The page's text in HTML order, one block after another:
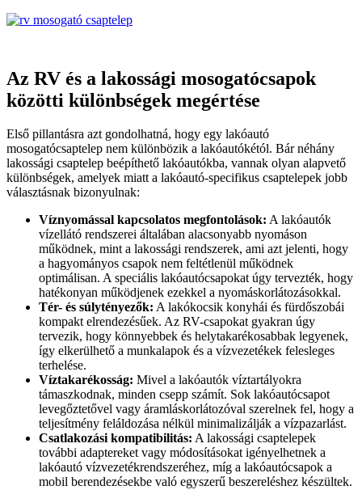
Az RV és a lakossági mosogatócsapok
közötti különbségek megértése
Első pillantásra azt gondolhatná, hogy egy lakóautó
mosogatócsaptelep nem különbözik a lakóautókétól. Bár néhány
lakossági csaptelep beépíthető lakóautókba, vannak olyan alapvető
különbségek, amelyek miatt a lakóautó-specifikus csaptelepek jobb
választásnak bizonyulnak:
Víznyomással kapcsolatos megfontolások: A lakóautók
vízellátó rendszerei általában alacsonyabb nyomáson
működnek, mint a lakossági rendszerek, ami azt jelenti, hogy
a hagyományos csapok nem feltétlenül működnek
optimálisan. A speciális lakóautócsapokat úgy tervezték, hogy
hatékonyan működjenek ezekkel a nyomáskorlátozásokkal.
Tér- és súlytényezők: A lakókocsik konyhái és fürdőszobái
kompakt elrendezésűek. Az RV-csapokat gyakran úgy
tervezik, hogy könnyebbek és helytakarékosabbak legyenek,
így elkerülhető a munkalapok és a vízvezetékek felesleges
terhelése.
Víztakarékosság: Mivel a lakóautók víztartályokra
támaszkodnak, minden csepp számít. Sok lakóautócsapot
levegőztetővel vagy áramláskorlátozóval szerelnek fel, hogy a
teljesítmény feláldozása nélkül minimalizálják a vízpazarlást.
Csatlakozási kompatibilitás: A lakossági csaptelepek
további adaptereket vagy módosításokat igényelhetnek a
lakóautó vízvezetékrendszeréhez, míg a lakóautócsapok a
mobil berendezésekbe való egyszerű beszereléshez készültek.